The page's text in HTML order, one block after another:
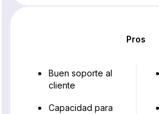
Pros
Buen soporte al
cliente
Capacidad para